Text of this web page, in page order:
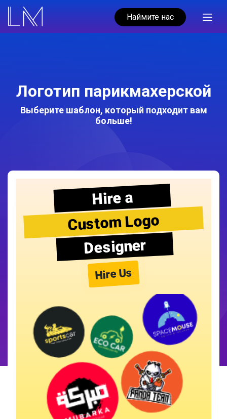
Наймите нас
Логотип парикмахерской
Выберите шаблон, который подходит вам
больше!
Hire a
Custom Logo
Designer
Hire Us